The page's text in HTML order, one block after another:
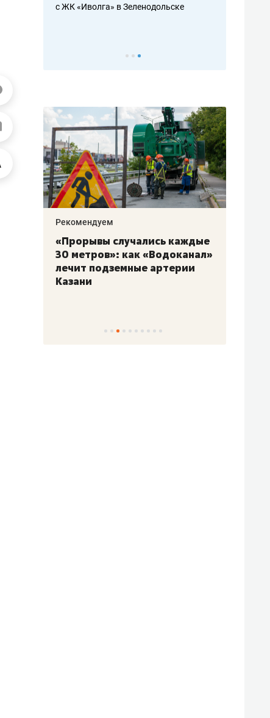
с ЖК «Иволга» в Зеленодольске
Рекомендуем
«Прорывы случались каждые
30 метров»: как «Водоканал»
лечит подземные артерии
Казани